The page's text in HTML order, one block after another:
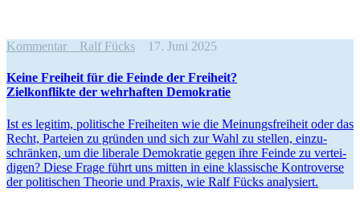
Kommentar Ralf Fücks 17. Juni 2025
Keine Freiheit für die Feinde der Freiheit?
Zielkon­flikte der wehrhaften Demokratie
Ist es legitim, politische Freiheiten wie die Meinungs­freiheit oder das
Recht, Parteien zu gründen und sich zur Wahl zu stellen, einzu­
schränken, um die liberale Demokratie gegen ihre Feinde zu vertei­
digen? Diese Frage führt uns mitten in eine klassische Kontro­verse
der politi­schen Theorie und Praxis, wie Ralf Fücks analysiert.